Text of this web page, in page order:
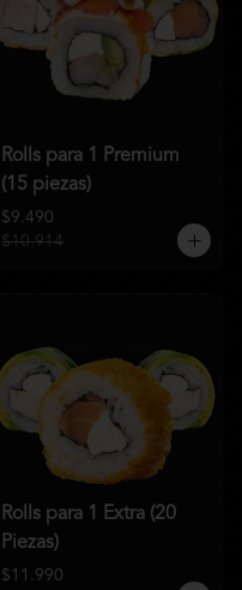
Rolls para 1 Premium
(15 piezas)
$9.490
$10.914
Rolls para 1 Extra (20
Piezas)
$11.990